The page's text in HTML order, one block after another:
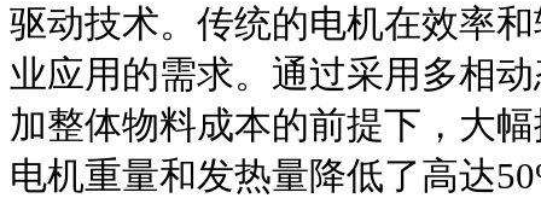
驱动技术。传统的电机在效率
业应用的需求。通过采用多相
加整体物料成本的前提下，大
电机重量和发热量降低了高达